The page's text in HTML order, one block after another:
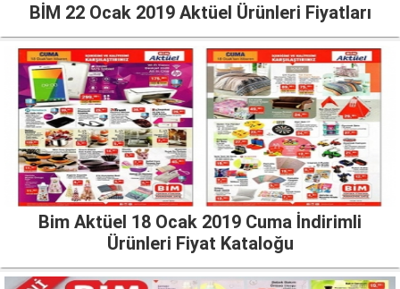
BİM 22 Ocak 2019 Aktüel Ürünleri Fiyatları
Bim Aktüel 18 Ocak 2019 Cuma İndirimli
Ürünleri Fiyat Kataloğu